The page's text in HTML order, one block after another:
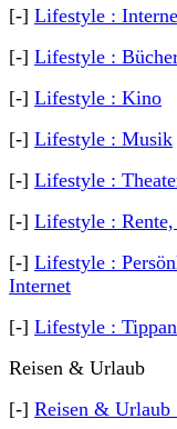
[-] Lifestyle :
[-] Lifestyle :
[-] Lifestyle : Kino
[-] Lifestyle : Musik
[-] Lifestyle :
[-] Lifestyle :
[-] Lifestyle :
Internet
[-] Lifestyle :
Reisen & Urlaub
[-] Reisen &